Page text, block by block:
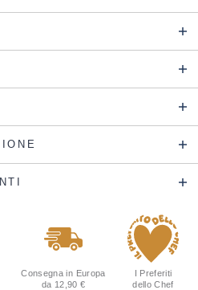
Consegna in Europa
da 12,90 €
I Preferiti
dello Chef